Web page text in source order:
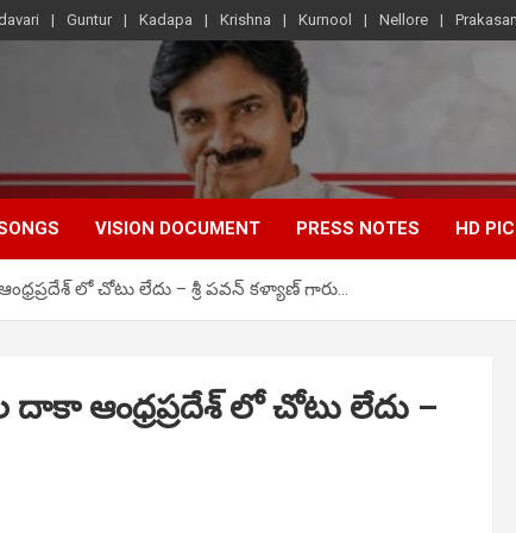
Guntur Kadapa Krishna Kurnool Nellore
VISION DOCUMENT PRESS NOTES HD
లో చోటు లేదు – శ్రీ పవన్ కళ్యాణ్ గారు…
ఆంధ్రప్రదేశ్ లో చోటు లేదు –